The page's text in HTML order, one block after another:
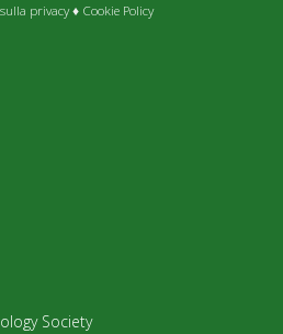
privacy♦ Cookie Policy
Society